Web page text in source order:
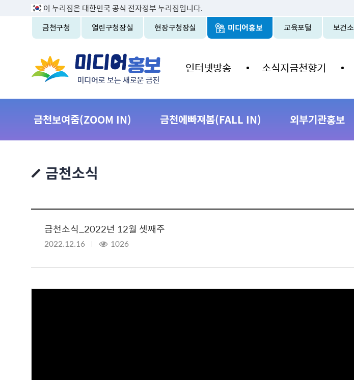
이 누리집은 대한민국 공식 전자정부 누리집입니다.
금천구청
열린구청장실 현장구청장실 미디어홍보 교육포털 보건소
인터넷방송 소식지금천향기
금천보여줌(ZOOM IN) 금천에빠져봄(FALL IN) 외부기관홍보
금천소식
금천소식_2022년 12월 셋째주
2022.12.16 1026